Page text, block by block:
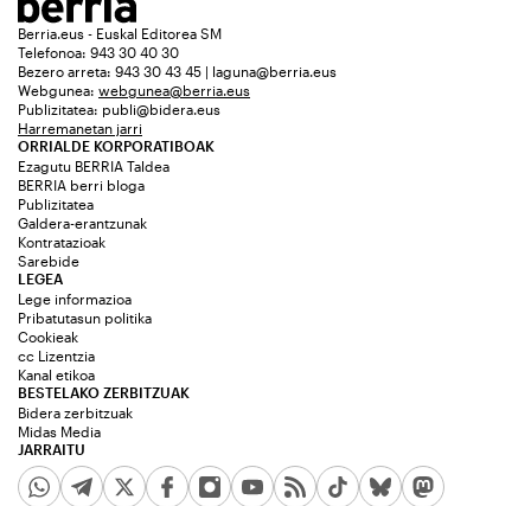
Berria.eus - Euskal Editorea SM
Telefonoa: 943 30 40 30
Bezero arreta: 943 30 43 45 | laguna@berria.eus
Webgunea: webgunea@berria.eus
Publizitatea: publi@bidera.eus
Harremanetan jarri
ORRIALDE KORPORATIBOAK
Ezagutu BERRIA Taldea
BERRIA berri bloga
Publizitatea
Galdera-erantzunak
Kontratazioak
Sarebide
JARRAITU
LEGEA
Lege informazioa
Pribatutasun politika
Cookieak
cc Lizentzia
Kanal etikoa
BESTELAKO ZERBITZUAK
Bidera zerbitzuak
Midas Media